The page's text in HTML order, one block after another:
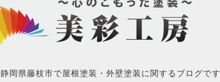
静岡県藤枝市で屋根塗装・外壁塗装に関するブログです